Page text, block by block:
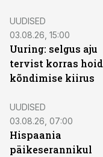
UUDISED
03.08.26, 15:00
Uuring: selgus aju
tervist korras
kõndimise kiirus
UUDISED
03.08.26, 07:00
Hispaania
päikeserannikul